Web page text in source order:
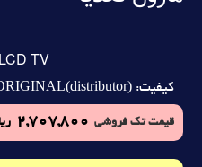
TV
کیفیت:
قیمت تک فروشی 2,707,800